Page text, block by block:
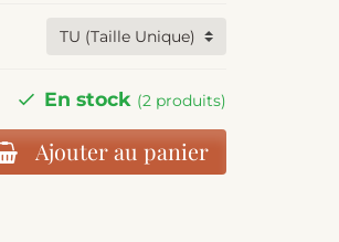
En stock (2 produits)
Ajouter au panier